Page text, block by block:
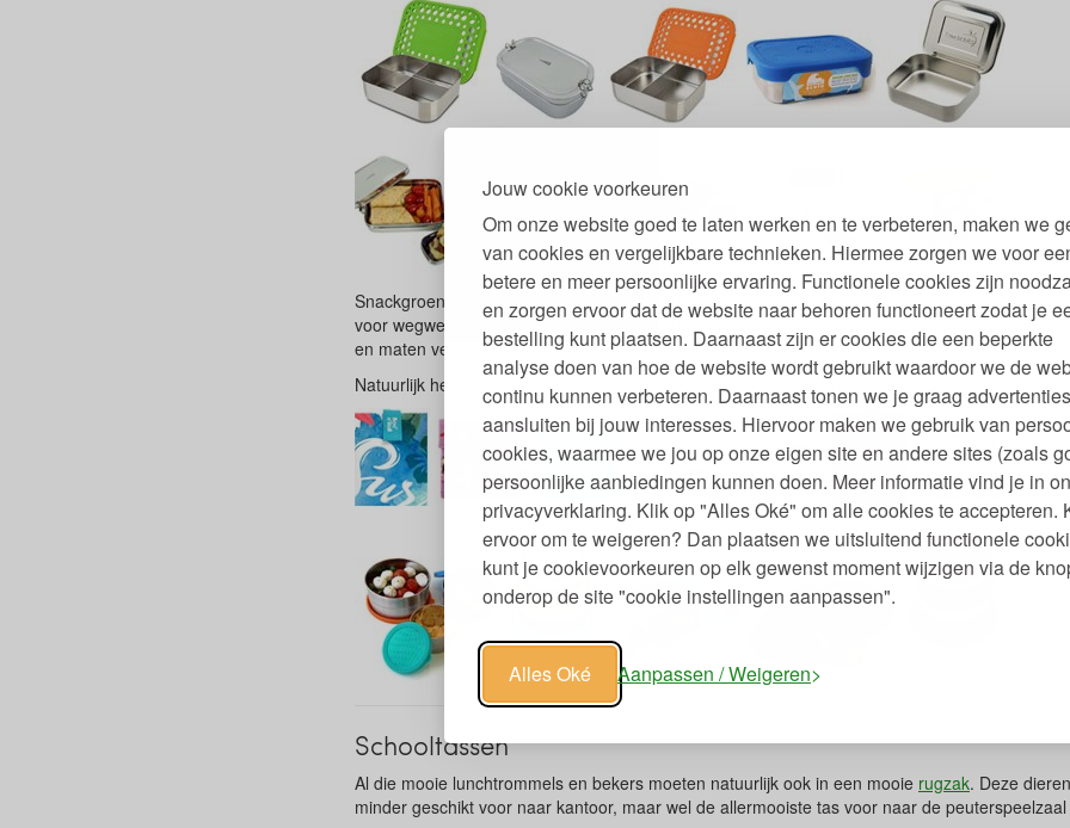
Jouw cookie voorkeuren
Om onze website goed te laten werken en te verbeteren, maken we
van cookies en vergelijkbare technieken. Hiermee zorgen we voor
betere en meer persoonlijke ervaring. Functionele cookies zijn
en zorgen ervoor dat de website naar behoren functioneert zodat je
bestelling kunt plaatsen. Daarnaast zijn er cookies die een beperkte
analyse doen van hoe de website wordt gebruikt waardoor we de
continu kunnen verbeteren. Daarnaast tonen we je graag
aansluiten bij jouw interesses. Hiervoor maken we gebruik van
cookies, waarmee we jou op onze eigen site en andere sites (zoals
persoonlijke aanbiedingen kunnen doen. Meer informatie vind je in
privacyverklaring. Klik op "Alles Oké" om alle cookies te accepteren.
ervoor om te weigeren? Dan plaatsen we uitsluitend functionele
kunt je cookievoorkeuren op elk gewenst moment wijzigen via de
onderop de site "cookie instellingen aanpassen".
Alles Oké Aanpassen / Weigeren
Snackgroente, gesneden fruit of kleine-pauzehapjes neem je mee in herbruikbare
voor wegwerpzakjes: zero waste. Deherbruikbare zakjeshebben vrolijke motiefjes en
en maten verkrijgbaar.
Natuurlijk hebben we ook allerlei vrolijke, handige rvs bakjes voor de kleine pauze.
Schooltassen
Al die mooie lunchtrommels en bekers moeten natuurlijk ook in een mooie rugzak. Deze
minder geschikt voor naar kantoor, maar wel de allermooiste tas voor naar de